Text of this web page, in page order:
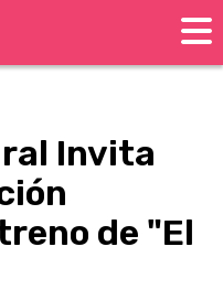
Invita
de "El